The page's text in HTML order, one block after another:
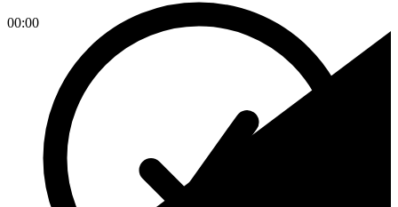
00:00